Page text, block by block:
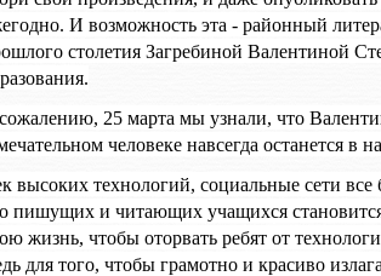
И возможность эта - районный
столетия Загребиной Валентиной
25 марта мы узнали, что
человеке навсегда останется в
высоких технологий, социальные сети
пишущих и читающих учащихся
жизнь, чтобы оторвать ребят от
для того, чтобы грамотно и красиво